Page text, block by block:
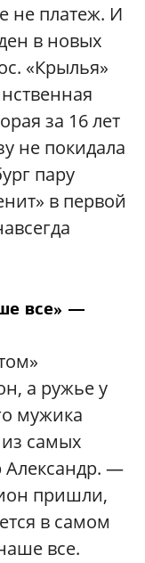
не платеж. И
в новых
«Крылья»
за 16 лет
не покидала
пару
в первой
все» —
а ружье у
мужика
самых
Александр. —
пришли,
в самом
все.